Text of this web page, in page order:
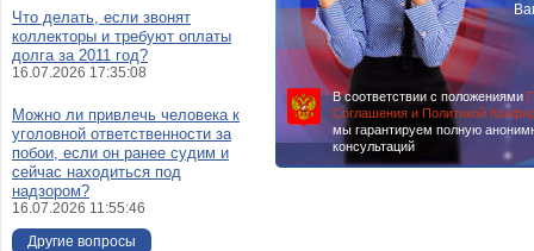
В соответствии с положениями
Соглашения и Политикой
мы гарантируем полную
консультаций
Что делать, если звонят
коллекторы и требуют оплаты
долга за 2011 год?
16.07.2026 17:35:08
Можно ли привлечь человека к
уголовной ответственности за
побои, если он ранее судим и
сейчас находиться под
надзором?
16.07.2026 11:55:46
Другие вопросы